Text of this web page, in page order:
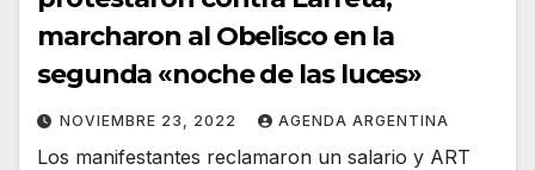
marcharon al Obelisco en la
segunda «noche de las luces»
NOVIEMBRE 23, 2022 AGENDA ARGENTINA
Los manifestantes reclamaron un salario y ART